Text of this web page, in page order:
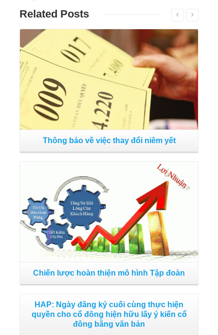
Related Posts
Thông báo về việc thay đổi niêm yết
Chiến lược hoàn thiện mô hình Tập đoàn
HAP: Ngày đăng ký cuối cùng thực hiện
quyền cho cổ đông hiện hữu lấy ý kiến cổ
đông bằng văn bản